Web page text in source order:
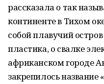
рассказала о так
континенте в Тихом
собой плавучий
пластика, о свалке
африканском городе
закрепилось